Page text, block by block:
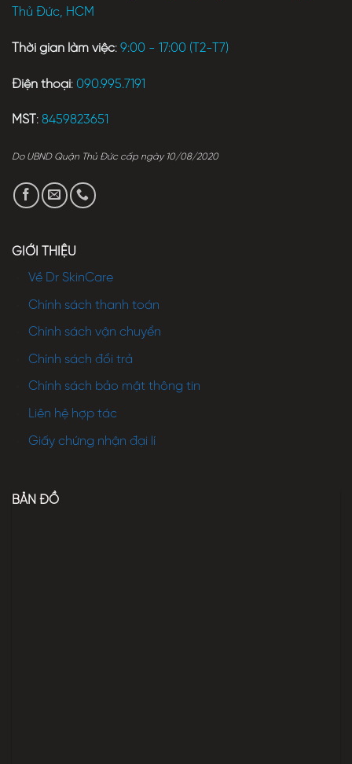
Thủ Đức, HCM
Thời gian làm việc: 9:00 - 17:00 (T2-T7)
Điện thoại: 090.995.7191
MST : 8459823651
Do UBND Quận Thủ Đức cấp ngày 10/08/2020
GIỚI THIỆU
Về Dr SkinCare
Chính sách thanh toán
Chính sách vận chuyển
Chính sách đổi trả
Chính sách bảo mật thông tin
Liên hệ hợp tác
Giấy chứng nhận đại lí
BẢN ĐỒ